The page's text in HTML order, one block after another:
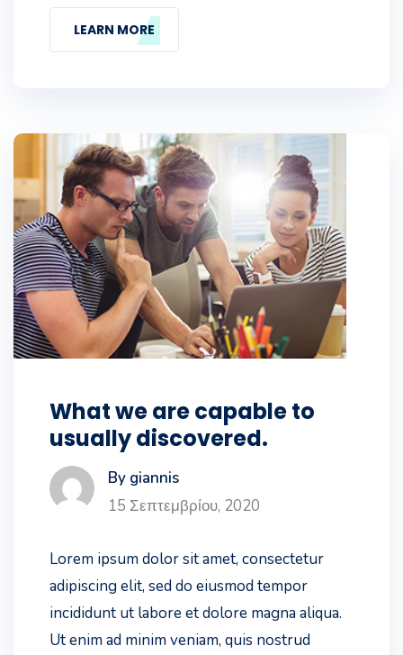
LEARN MORE
What we are capable to
usually discovered.
By giannis
15 Σεπτεμβρίου, 2020
Lorem ipsum dolor sit amet, consectetur
adipiscing elit, sed do eiusmod tempor
incididunt ut labore et dolore magna aliqua.
Ut enim ad minim veniam, quis nostrud